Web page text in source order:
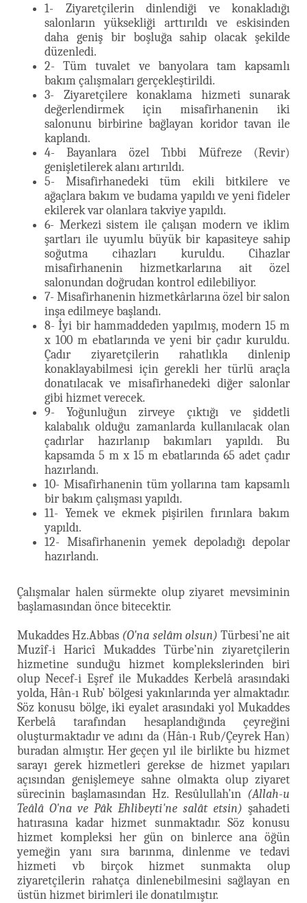
1- Ziyaretçilerin dinlendiği ve konakladığı
salonların yüksekliği arttırıldı ve eskisinden
daha geniş bir boşluğa sahip olacak şekilde
düzenledi.
2- Tüm tuvalet ve banyolara tam kapsamlı
bakım çalışmaları gerçekleştirildi.
3- Ziyaretçilere konaklama hizmeti sunarak
değerlendirmek için misafirhanenin iki
salonunu birbirine bağlayan koridor tavan ile
kaplandı.
4- Bayanlara özel Tıbbi Müfreze (Revir)
genişletilerek alanı artırıldı.
5- Misafirhanedeki tüm ekili bitkilere ve
ağaçlara bakım ve budama yapıldı ve yeni fideler
ekilerek var olanlara takviye yapıldı.
6- Merkezi sistem ile çalışan modern ve iklim
şartları ile uyumlu büyük bir kapasiteye sahip
soğutma cihazları kuruldu. Cihazlar
misafirhanenin hizmetkarlarına ait özel
salonundan doğrudan kontrol edilebiliyor.
7- Misafirhanenin hizmetkârlarına özel bir salon
inşa edilmeye başlandı.
8- İyi bir hammaddeden yapılmış, modern 15 m
x 100 m ebatlarında ve yeni bir çadır kuruldu.
Çadır ziyaretçilerin rahatlıkla dinlenip
konaklayabilmesi için gerekli her türlü araçla
donatılacak ve misafirhanedeki diğer salonlar
gibi hizmet verecek.
9- Yoğunluğun zirveye çıktığı ve şiddetli
kalabalık olduğu zamanlarda kullanılacak olan
çadırlar hazırlanıp bakımları yapıldı. Bu
kapsamda 5 m x 15 m ebatlarında 65 adet çadır
hazırlandı.
10- Misafirhanenin tüm yollarına tam kapsamlı
bir bakım çalışması yapıldı.
11- Yemek ve ekmek pişirilen fırınlara bakım
yapıldı.
12- Misafirhanenin yemek depoladığı depolar
hazırlandı.
Çalışmalar halen sürmekte olup ziyaret mevsiminin
başlamasından önce bitecektir.
Mukaddes Hz.Abbas (O'na selâm olsun) Türbesi’ne ait
Muzîf-i Haricî Mukaddes Türbe’nin ziyaretçilerin
hizmetine sunduğu hizmet komplekslerinden biri
olup Necef-i Eşref ile Mukaddes Kerbelâ arasındaki
yolda, Hân-ı Rub’ bölgesi yakınlarında yer almaktadır.
Söz konusu bölge, iki eyalet arasındaki yol Mukaddes
Kerbelâ tarafından hesaplandığında çeyreğini
oluşturmaktadır ve adını da (Hân-ı Rub/Çeyrek Han)
buradan almıştır. Her geçen yıl ile birlikte bu hizmet
sarayı gerek hizmetleri gerekse de hizmet yapıları
açısından genişlemeye sahne olmakta olup ziyaret
sürecinin başlamasından Hz. Resûlullah’ın (Allah-u
Teâlâ O'na ve Pâk Ehlibeyti'ne salât etsin) şahadeti
hatırasına kadar hizmet sunmaktadır. Söz konusu
hizmet kompleksi her gün on binlerce ana öğün
yemeğin yanı sıra barınma, dinlenme ve tedavi
hizmeti vb birçok hizmet sunmakta olup
ziyaretçilerin rahatça dinlenebilmesini sağlayan en
üstün hizmet birimleri ile donatılmıştır.